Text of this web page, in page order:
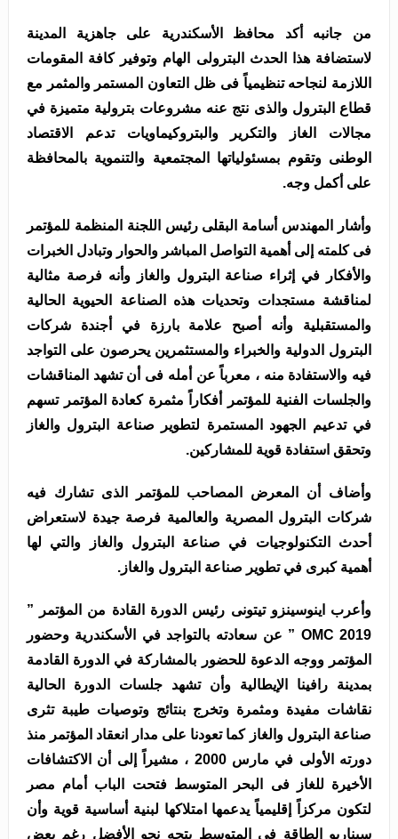
من جانبه أكد محافظ الأسكندرية على جاهزية المدينة
لاستضافة هذا الحدث البترولى الهام وتوفير كافة المقومات
اللازمة لنجاحه تنظيمياً فى ظل التعاون المستمر والمثمر مع
قطاع البترول والذى نتج عنه مشروعات بترولية متميزة في
مجالات الغاز والتكرير والبتروكيماويات تدعم الاقتصاد
الوطنى وتقوم بمسئولياتها المجتمعية والتنموية بالمحافظة
على أكمل وجه.
وأشار المهندس أسامة البقلى رئيس اللجنة المنظمة للمؤتمر
فى كلمته إلى أهمية التواصل المباشر والحوار وتبادل الخبرات
والأفكار في إثراء صناعة البترول والغاز وأنه فرصة مثالية
لمناقشة مستجدات وتحديات هذه الصناعة الحيوية الحالية
والمستقبلية وأنه أصبح علامة بارزة في أجندة شركات
البترول الدولية والخبراء والمستثمرين يحرصون على التواجد
فيه والاستفادة منه ، معرباً عن أمله فى أن تشهد المناقشات
والجلسات الفنية للمؤتمر أفكاراً مثمرة كعادة المؤتمر تسهم
في تدعيم الجهود المستمرة لتطوير صناعة البترول والغاز
وتحقق استفادة قوية للمشاركين.
وأضاف أن المعرض المصاحب للمؤتمر الذى تشارك فيه
شركات البترول المصرية والعالمية فرصة جيدة لاستعراض
أحدث التكنولوجيات في صناعة البترول والغاز والتي لها
أهمية كبرى في تطوير صناعة البترول والغاز.
وأعرب اينوسينزو تيتونى رئيس الدورة القادة من المؤتمر ”
OMC 2019 ” عن سعادته بالتواجد في الأسكندرية وحضور
المؤتمر ووجه الدعوة للحضور بالمشاركة في الدورة القادمة
بمدينة رافينا الإيطالية وأن تشهد جلسات الدورة الحالية
نقاشات مفيدة ومثمرة وتخرج بنتائج وتوصيات طيبة تثرى
صناعة البترول والغاز كما تعودنا على مدار انعقاد المؤتمر منذ
دورته الأولى في مارس 2000 ، مشيراً إلى أن الاكتشافات
الأخيرة للغاز فى البحر المتوسط فتحت الباب أمام مصر
لتكون مركزاً إقليمياً يدعمها امتلاكها لبنية أساسية قوية وأن
سيناريو الطاقة فى المتوسط يتجه نحو الأفضل رغم بعض